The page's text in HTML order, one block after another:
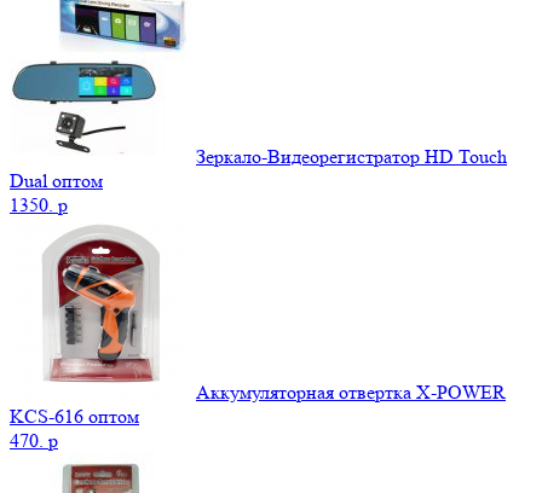
Зеркало-Видеорегистратор HD Touch
Dual оптом
1350. p
Аккумуляторная отвертка X-POWER
KCS-616 оптом
470. p